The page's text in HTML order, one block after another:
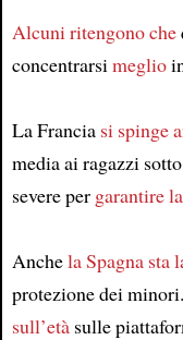
Alcuni ritengono che
concentrarsimeglio
La Francia si spinge
media ai ragazzi
severe per garantire
Anchela Spagna sta
protezione dei minori.
sull’etàsulle